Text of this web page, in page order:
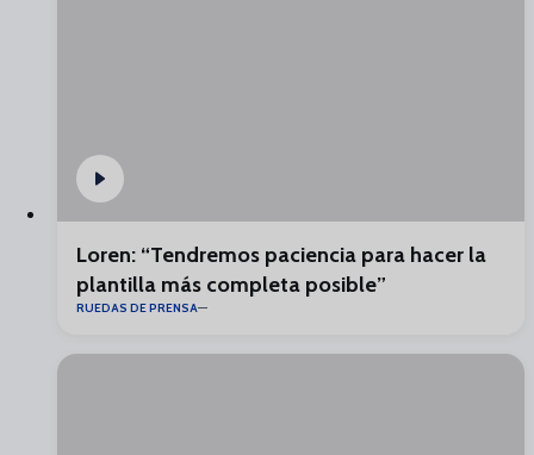
Loren: “Tendremos paciencia para hacer la
plantilla más completa posible”
RUEDAS DE PRENSA